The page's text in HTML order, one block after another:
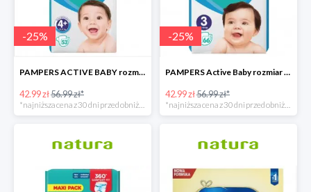
-25%
PAMPERS ACTIVE BABY rozmiar 4+, 53 pieluszki, 10-15kg
42.99 zł56.99 zł*
*najniższa cena z 30 dni przed obniżką
-25%
PAMPERS Active Baby rozmiar 3, 66 pieluszek, 6-10 KG
42.99 zł56.99 zł*
*najniższa cena z 30 dni przed obniżką